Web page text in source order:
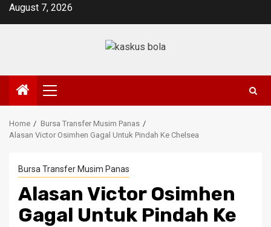
SkipAugust 7, 2026
Primary
Menu
Home
Bursa Transfer Musim Panas
Alasan Victor Osimhen Gagal Untuk Pindah Ke Chelsea
Bursa Transfer Musim Panas
Alasan Victor Osimhen
Gagal Untuk Pindah Ke